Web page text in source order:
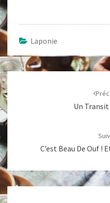
Laponie
Navigation
d'article
Un
C’est Beau De Ouf !